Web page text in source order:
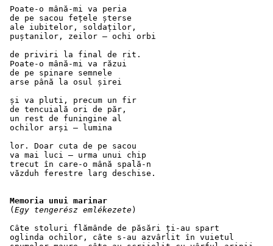
Poate-o mână-mi va peria
de pe sacou fețele șterse
ale iubitelor, soldaților,
puștanilor, zeilor – ochi orbi
de priviri la final de rit.
Poate-o mână-mi va răzui
de pe spinare semnele
arse până la osul șirei
și va pluti, precum un fir
de tencuială ori de păr,
un rest de funingine al
ochilor arși – lumina
lor. Doar cuta de pe sacou
va mai luci – urma unui chip
trecut în care-o mână spală-n
văzduh ferestre larg deschise.
Memoria unui marinar
(Egy tengerész emlékezete)
Câte stoluri flămânde de păsări ți-au spart
oglinda ochilor, câte s-au azvârlit în vuietul